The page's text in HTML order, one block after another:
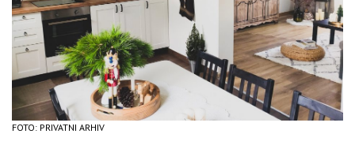
FOTO: PRIVATNI ARHIV